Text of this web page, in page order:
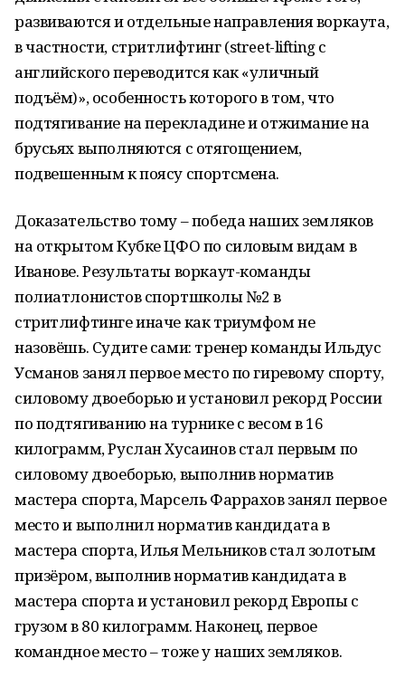
развиваются и отдельные направления воркаута,
в частности, стритлифтинг (street-lifting с
английского переводится как «уличный
подъём)», особенность которого в том, что
подтягивание на перекладине и отжимание на
брусьях выполняются с отягощением,
подвешенным к поясу спортсмена.
Доказательство тому – победа наших земляков
на открытом Кубке ЦФО по силовым видам в
Иванове. Результаты воркаут-команды
полиатлонистов спортшколы №2 в
стритлифтинге иначе как триумфом не
назовёшь. Судите сами: тренер команды Ильдус
Усманов занял первое место по гиревому спорту,
силовому двоеборью и установил рекорд России
по подтягиванию на турнике с весом в 16
килограмм, Руслан Хусаинов стал первым по
силовому двоеборью, выполнив норматив
мастера спорта, Марсель Фаррахов занял первое
место и выполнил норматив кандидата в
мастера спорта, Илья Мельников стал золотым
призёром, выполнив норматив кандидата в
мастера спорта и установил рекорд Европы с
грузом в 80 килограмм. Наконец, первое
командное место – тоже у наших земляков.